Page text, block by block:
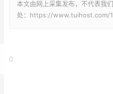
本文由网上采集发布，不代表我
处：https://www.tuihost.com/
0